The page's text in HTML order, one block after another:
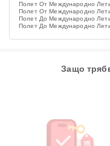
Полет От Международно
Полет От Международно
Полет До Международно
Полет До Международно
Защо